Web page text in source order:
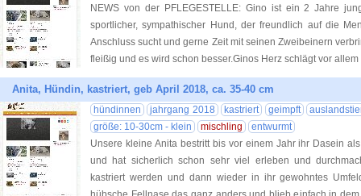
NEWS von der PFLEGESTELLE: Gino ist ein 2 Jahre
sportlicher, sympathischer Hund, der freundlich auf die
Anschluss sucht und gerne Zeit mit seinen Zweibeinern
fleißig und es wird schon besser.Ginos Herz schlägt vor allem
Anita, Hündin, kastriert, geb April 2018, ca. 35-40 cm
hündinnen jahrgang 2018 kastriert geimpft
größe: 10-30cm - klein
mischling
entwurmt
Unsere kleine Anita bestritt bis vor einem Jahr ihr Dasein
und hat sicherlich schon sehr viel erleben und
kastriert werden und dann wieder in ihr gewohntes